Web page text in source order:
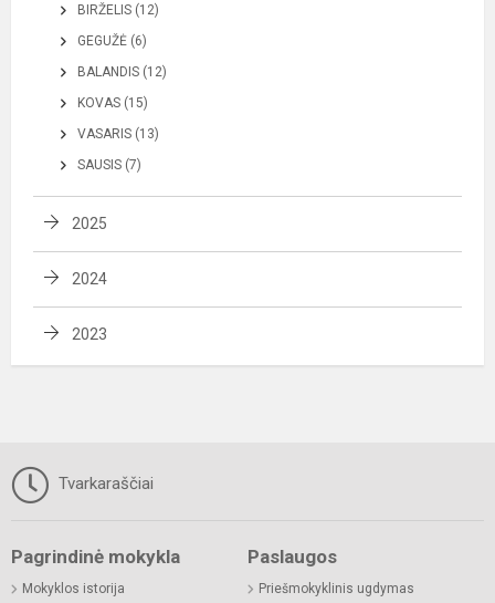
BIRŽELIS (12)
GEGUŽĖ (6)
BALANDIS (12)
KOVAS (15)
VASARIS (13)
SAUSIS (7)
2025
2024
2023
Tvarkaraščiai
Pagrindinė mokykla
Mokyklos istorija
Paslaugos
Priešmokyklinis ugdymas